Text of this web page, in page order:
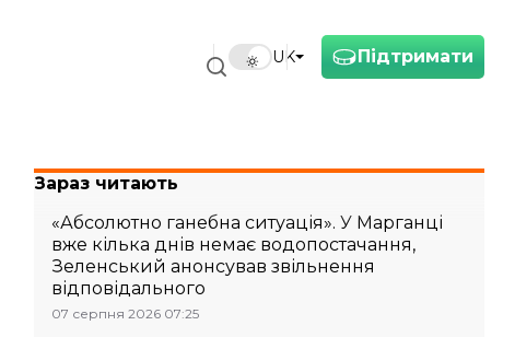
Підтримати
UK
Зараз читають
«Абсолютно ганебна ситуація». У Марганці
вже кілька днів немає водопостачання,
Зеленський анонсував звільнення
відповідального
07 серпня 2026 07:25